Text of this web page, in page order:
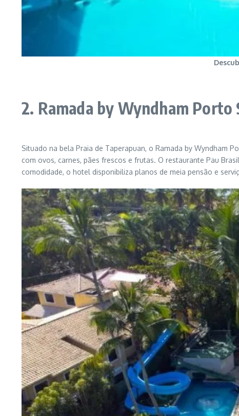
2. Ramada by Wyndham
Situado na bela Praia de Taperapuan, o Ramada by Wyndham
com ovos, carnes, pães frescos e frutas. O restaurante Pau
comodidade, o hotel disponibiliza planos de meia pensão e